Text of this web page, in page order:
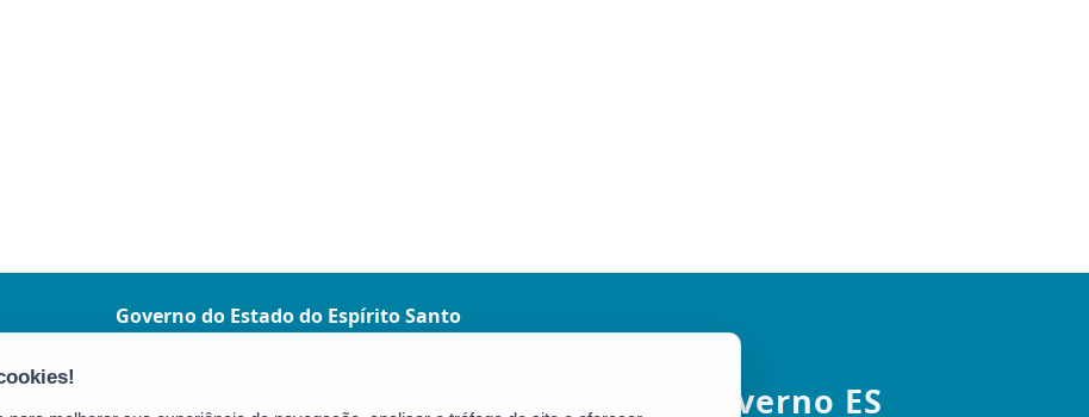
Governo do Estado do Espírito Santo
Governo ES